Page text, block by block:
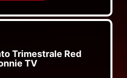
Trimestrale Red
TV